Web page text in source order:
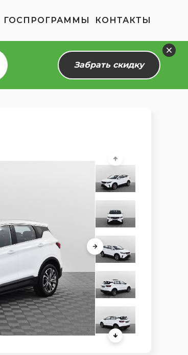
ГОСПРОГРАММЫ КОНТАКТЫ
Забрать скидку